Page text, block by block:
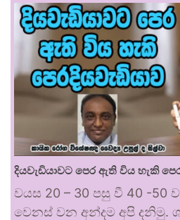
දියවැඩියාවට පෙර ඇති විය හැකි
වයස 20 – 30 පසු වී 40 -
වෙනස් වන අන්දම අපි දනිමු.